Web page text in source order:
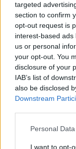
targeted
section to confirm
opt-out request is
interest-based
us or personal
your opt-out. You
disclosure of your
IAB’s list of
also be disclosed
Downstream
Please note that
not limited to your
Personal
I want to opt-